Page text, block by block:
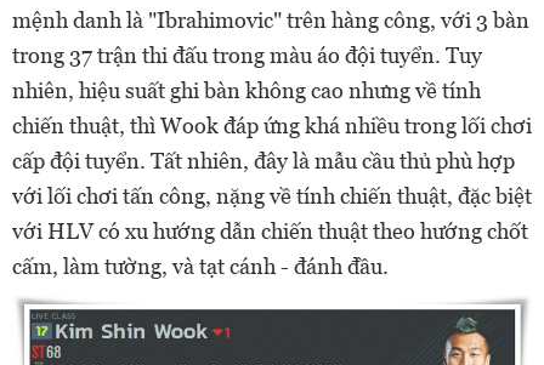
mệnh danh là "Ibrahimovic" trên hàng công, với 3 bàn
trong 37 trận thi đấu trong màu áo đội tuyển. Tuy
nhiên, hiệu suất ghi bàn không cao nhưng về tính
chiến thuật, thì Wook đáp ứng khá nhiều trong lối chơi
cấp đội tuyển. Tất nhiên, đây là mẫu cầu thủ phù hợp
với lối chơi tấn công, nặng về tính chiến thuật, đặc biệt
với HLV có xu hướng dẫn chiến thuật theo hướng chốt
cấm, làm tường, và tạt cánh - đánh đầu.